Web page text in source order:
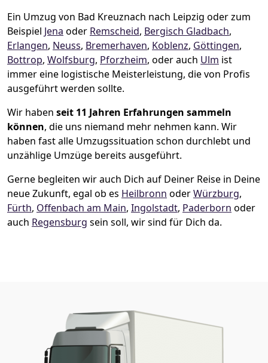
Ein Umzug von Bad Kreuznach nach Leipzig oder zum
Beispiel Jena oder Remscheid, Bergisch Gladbach,
Erlangen, Neuss, Bremer­haven, Koblenz, Göttingen,
Bottrop, Wolfsburg, Pforzheim, oder auch Ulm ist
immer eine logistische Meisterleistung, die von Profis
ausgeführt werden sollte.
Wir haben seit 11 Jahren Erfahrungen sammeln
können, die uns niemand mehr nehmen kann. Wir
haben fast alle Umzugssituation schon durchlebt und
unzählige Umzüge bereits ausgeführt.
Gerne begleiten wir auch Dich auf Deiner Reise in Deine
neue Zukunft, egal ob es Heilbronn oderWürzburg,
Fürth, Offenbach am Main, Ingolstadt, Paderborn oder
auch Regensburg sein soll, wir sind für Dich da.